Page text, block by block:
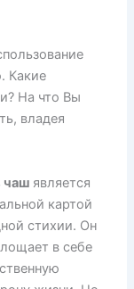
Какие
На что Вы
владея
чаш является
картой
стихии. Он
в себе